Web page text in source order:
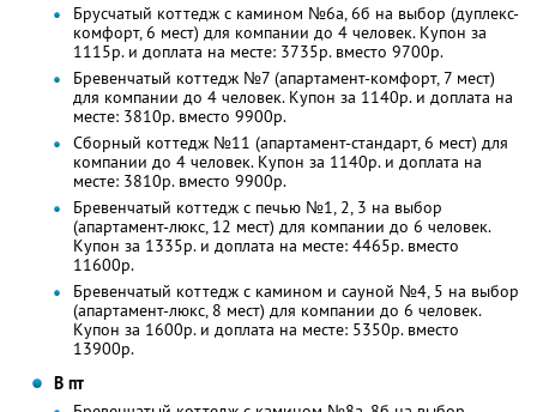
Брусчатый коттедж с камином №6а, 6б на выбор (дуплекс-
комфорт, 6 мест) для компании до 4 человек. Купон за
1115р. и доплата на месте: 3735р. вместо 9700р.
Бревенчатый коттедж №7 (апартамент-комфорт, 7 мест)
для компании до 4 человек. Купон за 1140р. и доплата на
месте: 3810р. вместо 9900р.
Сборный коттедж №11 (апартамент-стандарт, 6 мест) для
компании до 4 человек. Купон за 1140р. и доплата на
месте: 3810р. вместо 9900р.
Бревенчатый коттедж с печью №1, 2, 3 на выбор
(апартамент-люкс, 12 мест) для компании до 6 человек.
Купон за 1335р. и доплата на месте: 4465р. вместо
11600р.
Бревенчатый коттедж с камином и сауной №4, 5 на выбор
(апартамент-люкс, 8 мест) для компании до 6 человек.
Купон за 1600р. и доплата на месте: 5350р. вместо
13900р.
В пт